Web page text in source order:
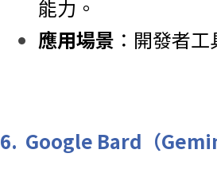
能力。
應用場景 ：開發者
6.  Google Bard（